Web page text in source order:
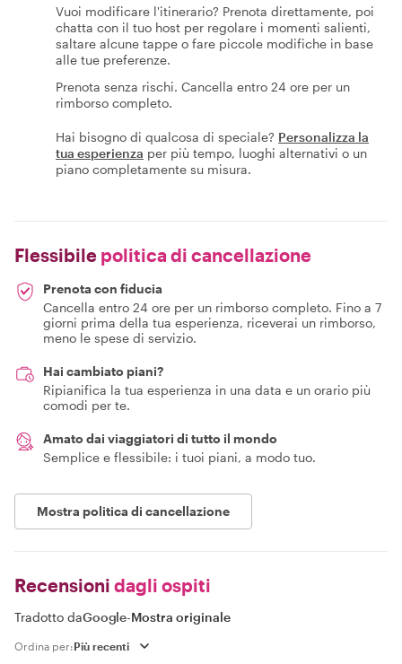
Vuoi modificare l'itinerario? Prenota direttamente, poi
chatta con il tuo host per regolare i momenti salienti,
saltare alcune tappe o fare piccole modifiche in base
alle tue preferenze.
Prenota senza rischi. Cancella entro 24 ore per un
rimborso completo.
Hai bisogno di qualcosa di speciale? Personalizza la
tua esperienza per più tempo, luoghi alternativi o un
piano completamente su misura.
Flessibile politica di cancellazione
Prenota con fiducia
Cancella entro 24 ore per un rimborso completo. Fino a 7
giorni prima della tua esperienza, riceverai un rimborso,
meno le spese di servizio.
Hai cambiato piani?
Ripianifica la tua esperienza in una data e un orario più
comodi per te.
Amato dai viaggiatori di tutto il mondo
Semplice e flessibile: i tuoi piani, a modo tuo.
Mostra politica di cancellazione
Recensioni dagli ospiti
Tradotto daGoogle-Mostra originale
Ordina per: